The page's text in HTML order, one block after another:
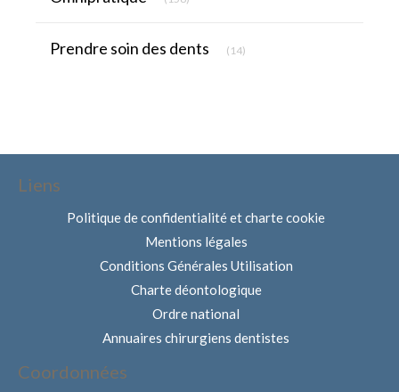
Prendre soin des dents (14)
Liens
Politique de confidentialité et charte cookie
Mentions légales
Conditions Générales Utilisation
Charte déontologique
Ordre national
Annuaires chirurgiens dentistes
Coordonnées